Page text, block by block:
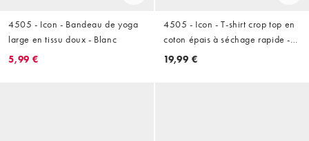
4505 - Icon - Bandeau de yoga
large en tissu doux - Blanc
5,99 €
4505 - Icon - T-shirt crop top en
coton épais à séchage rapide -
Noir délavé
19,99 €